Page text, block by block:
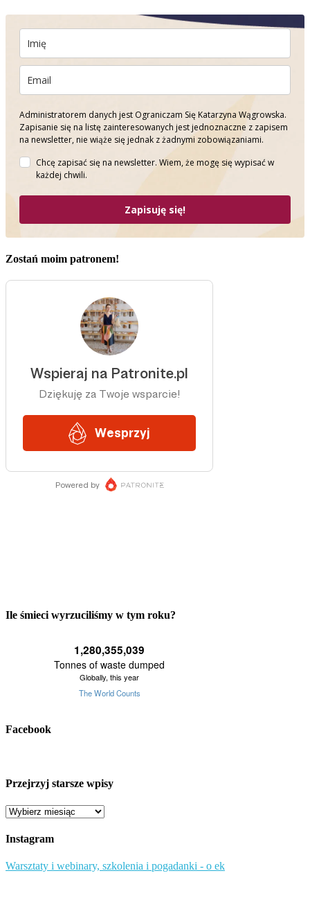
Administratorem danych jest Ograniczam Się Katarzyna Wągrowska.
Zapisanie się na listę zainteresowanych jest jednoznaczne z zapisem
na newsletter, nie wiąże się jednak z żadnymi zobowiązaniami.
Chcę zapisać się na newsletter. Wiem, że mogę się wypisać w
każdej chwili.
Zapisuję się!
Zostań moim patronem!
Ile śmieci wyrzuciliśmy w tym roku?
Facebook
Przejrzyj starsze wpisy
Przejrzyj
wpisy
Instagram
Warsztaty i webinary, szkolenia i pogadanki - o ek